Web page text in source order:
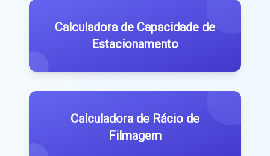
Calculadora de Capacidade de
Estacionamento
Calculadora de Rácio de
Filmagem